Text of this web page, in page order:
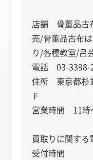
店舗 骨董品古
売/骨董品古布
り/各種教室/呂
電話 03-3398-
住所 東京都杉
Ｆ
営業時間 11時
買取りに関す
受付時間